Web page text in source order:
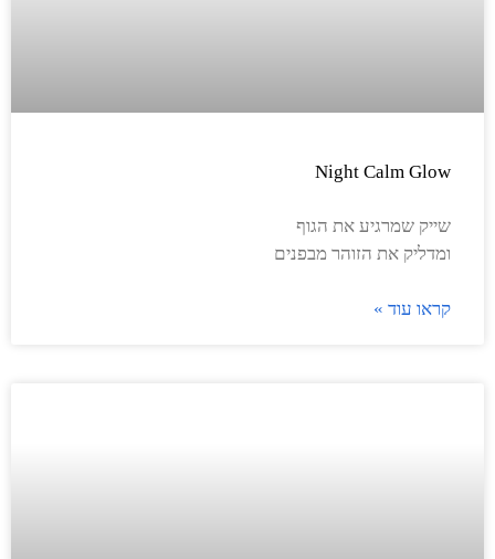
Night Calm Glow
שייק שמרגיע את הגוף
ומדליק את הזוהר מבפנים
קראו עוד »